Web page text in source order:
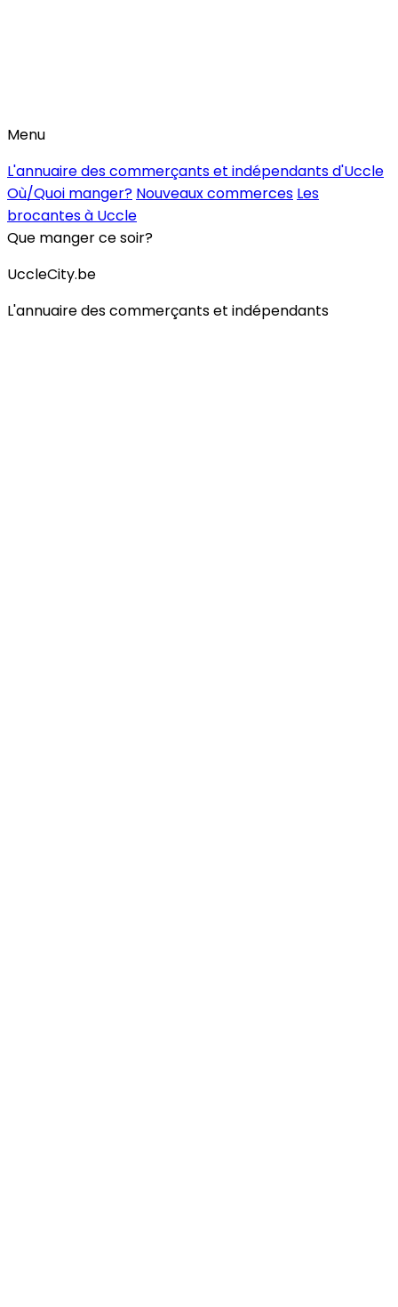
Menu
L'annuaire des commerçants et indépendants d'Uccle
Où/Quoi manger? Nouveaux commerces Les
brocantes à Uccle
Que manger ce soir?
UccleCity.be
L'annuaire des commerçants et indépendants